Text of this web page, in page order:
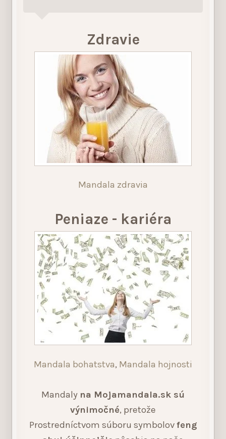
Zdravie
Mandala zdravia
Peniaze - kariéra
Mandala bohatstva, Mandala hojnosti
Mandaly na Mojamandala.sk sú
výnimočné, pretože
Prostredníctvom súboru symbolovfeng